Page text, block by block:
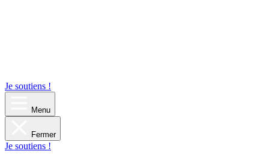
Je soutiens !
Menu
Fermer
Je soutiens !